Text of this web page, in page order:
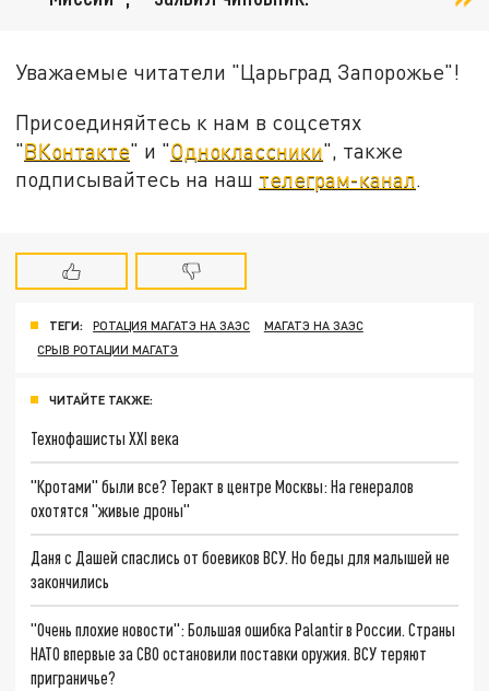
Уважаемые читатели "Царьград Запорожье"!
Присоединяйтесь к нам в соцсетях
"ВКонтакте" и "Одноклассники", также
подписывайтесь на наш телеграм-канал.
ТЕГИ: РОТАЦИЯ МАГАТЭ НА ЗАЭС
МАГАТЭ НА ЗАЭС
СРЫВ РОТАЦИИ МАГАТЭ
ЧИТАЙТЕ ТАКЖЕ:
Технофашисты XXI века
"Кротами" были все? Теракт в центре Москвы: На генералов
охотятся "живые дроны"
Даня с Дашей спаслись от боевиков ВСУ. Но беды для малышей не
закончились
"Очень плохие новости": Большая ошибка Palantir в России. Страны
НАТО впервые за СВО остановили поставки оружия. ВСУ теряют
приграничье?